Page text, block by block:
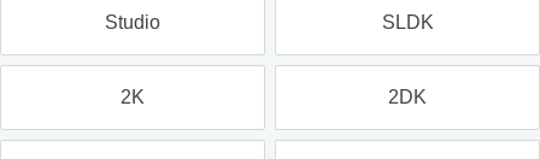
Studio SLDK
2K 2DK